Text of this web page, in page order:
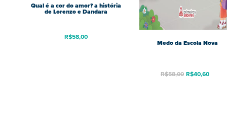
Qual é a cor do amor? a história
de Lorenzo e Dandara
R$58,00
Medo da Escola Nova
R$58,00 R$40,60